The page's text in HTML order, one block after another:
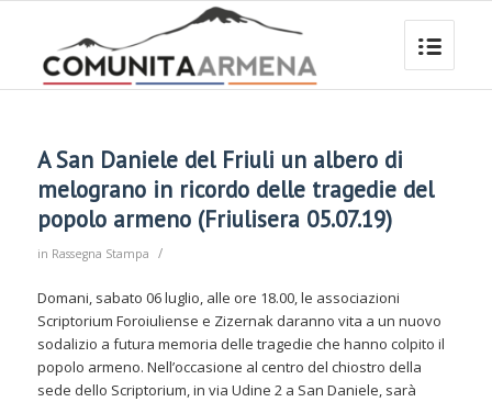
A San Daniele del Friuli un albero di
melograno in ricordo delle tragedie del
popolo armeno (Friulisera 05.07.19)
in Rassegna Stampa /
Domani, sabato 06 luglio, alle ore 18.00, le associazioni
Scriptorium Foroiuliense e Zizernak daranno vita a un nuovo
sodalizio a futura memoria delle tragedie che hanno colpito il
popolo armeno. Nell’occasione al centro del chiostro della
sede dello Scriptorium, in via Udine 2 a San Daniele, sarà